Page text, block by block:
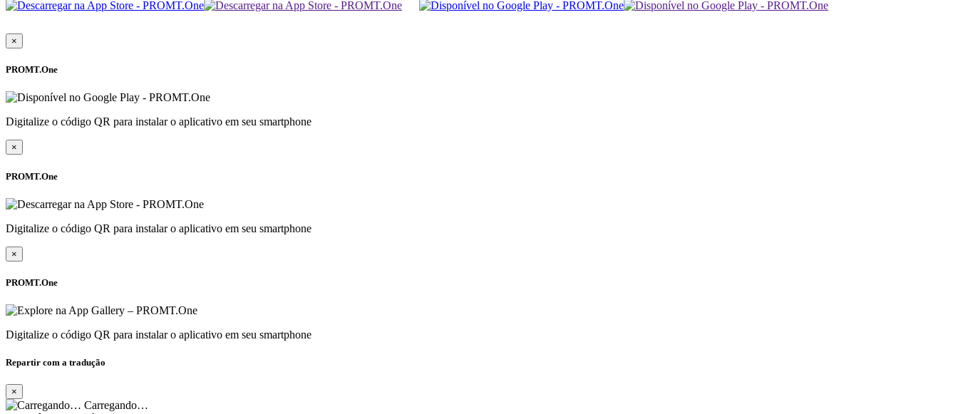
×
PROMT.One
Digitalize o código QR para instalar o aplicativo em seu smartphone
×
PROMT.One
Digitalize o código QR para instalar o aplicativo em seu smartphone
×
PROMT.One
Digitalize o código QR para instalar o aplicativo em seu smartphone
Repartir com a tradução
×
Carregando…